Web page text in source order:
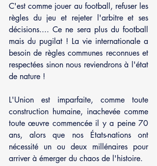
C'est comme jouer au football, refuser les
règles du jeu et rejeter l'arbitre et ses
décisions.... Ce ne sera plus du football
mais du pugilat ! La vie internationale a
besoin de règles communes reconnues et
respectées sinon nous reviendrons à l'état
de nature !
L'Union est imparfaite, comme toute
construction humaine, inachevée comme
toute œuvre commencée il y a peine 70
ans, alors que nos États-nations ont
nécessité un ou deux millénaires pour
arriver à émerger du chaos de l'histoire.